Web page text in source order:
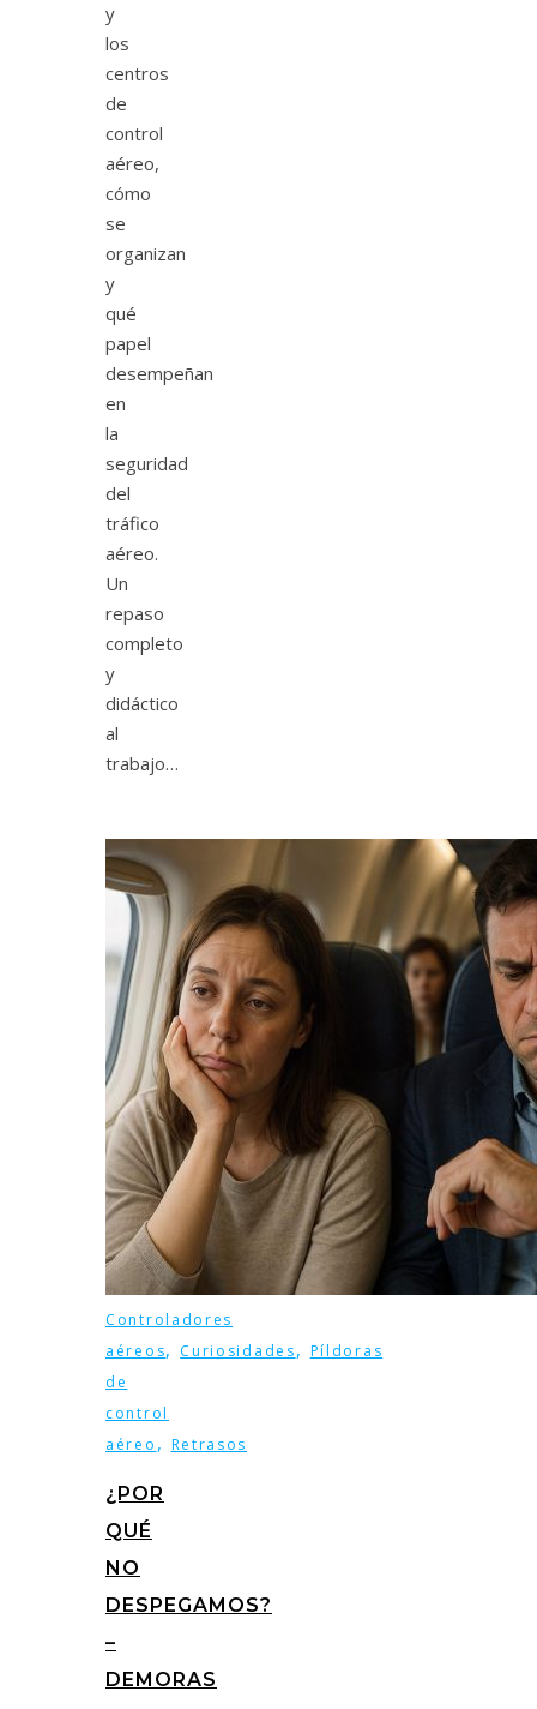
y
los
centros
de
control
aéreo,
cómo
se
organizan
y
qué
papel
desempeñan
en
la
seguridad
del
tráfico
aéreo.
Un
repaso
completo
y
didáctico
al
trabajo…
Controladores
aéreos, Curiosidades, Píldoras
de
control
aéreo , Retrasos
¿POR
QUÉ
NO
DESPEGAMOS?
–
DEMORAS